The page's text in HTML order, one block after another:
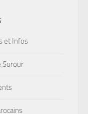
et Infos
Sorour